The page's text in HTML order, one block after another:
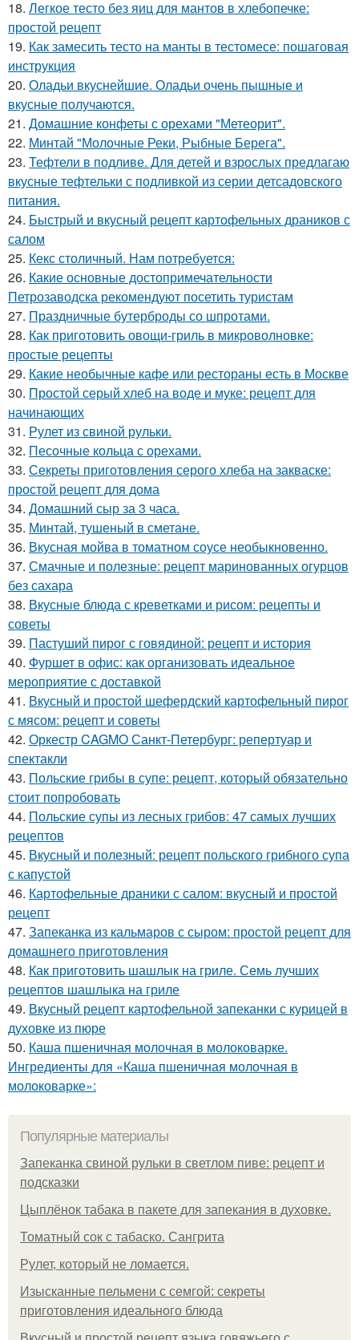
18. Легкое тесто без яиц для мантов в хлебопечке:
простой рецепт
19. Как замесить тесто на манты в тестомесе: пошаговая
инструкция
20. Оладьи вкуснейшие. Оладьи очень пышные и
вкусные получаются.
21. Домашние конфеты с орехами "Метеорит".
22. Минтай "Молочные Реки, Рыбные Берега".
23. Тефтели в подливе. Для детей и взрослых предлагаю
вкусные тефтельки с подливкой из серии детсадовского
питания.
24. Быстрый и вкусный рецепт картофельных драников с
салом
25. Кекс столичный. Нам потребуется:
26. Какие основные достопримечательности
Петрозаводска рекомендуют посетить туристам
27. Праздничные бутерброды со шпротами.
28. Как приготовить овощи-гриль в микроволновке:
простые рецепты
29. Какие необычные кафе или рестораны есть в Москве
30. Простой серый хлеб на воде и муке: рецепт для
начинающих
31. Рулет из свиной рульки.
32. Песочные кольца с орехами.
33. Секреты приготовления серого хлеба на закваске:
простой рецепт для дома
34. Домашний сыр за 3 часа.
35. Минтай, тушеный в сметане.
36. Вкусная мойва в томатном соусе необыкновенно.
37. Смачные и полезные: рецепт маринованных огурцов
без сахара
38. Вкусные блюда с креветками и рисом: рецепты и
советы
39. Пастуший пирог с говядиной: рецепт и история
40. Фуршет в офис: как организовать идеальное
мероприятие с доставкой
41. Вкусный и простой шефердский картофельный пирог
с мясом: рецепт и советы
42. Оркестр CAGMO Санкт-Петербург: репертуар и
спектакли
43. Польские грибы в супе: рецепт, который обязательно
стоит попробовать
44. Польские супы из лесных грибов: 47 самых лучших
рецептов
45. Вкусный и полезный: рецепт польского грибного супа
с капустой
46. Картофельные драники с салом: вкусный и простой
рецепт
47. Запеканка из кальмаров с сыром: простой рецепт для
домашнего приготовления
48. Как приготовить шашлык на гриле. Семь лучших
рецептов шашлыка на гриле
49. Вкусный рецепт картофельной запеканки с курицей в
духовке из пюре
50. Каша пшеничная молочная в молоковарке.
Ингредиенты для «Каша пшеничная молочная в
молоковарке»:
Популярные материалы
Запеканка свиной рульки в светлом пиве: рецепт и
подсказки
Цыплёнок табака в пакете для запекания в духовке.
Томатный сок с табаско. Сангрита
Рулет, который не ломается.
Изысканные пельмени с семгой: секреты
приготовления идеального блюда